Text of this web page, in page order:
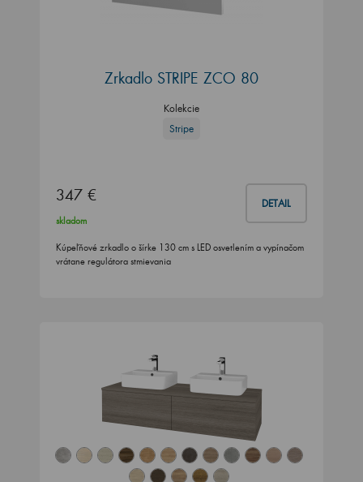
Zrkadlo STRIPE ZCO 80
Kolekcie
Stripe
347 € DETAIL
skladom
Kúpeľňové zrkadlo o šírke 130 cm s LED osvetlením a vypínačom
vrátane regulátora stmievania